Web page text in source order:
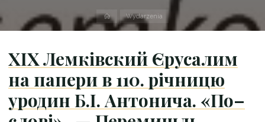
Strona
domowa
Wydarzenia
XIX Лемківский Єрусалим
на папери в 110. річницю
уродин Б.І. Антонича. «По–